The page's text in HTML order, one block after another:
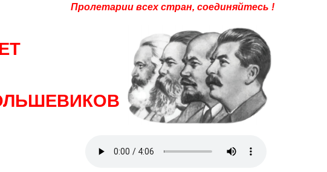
Пролетарии всех стран, соединяйтесь !